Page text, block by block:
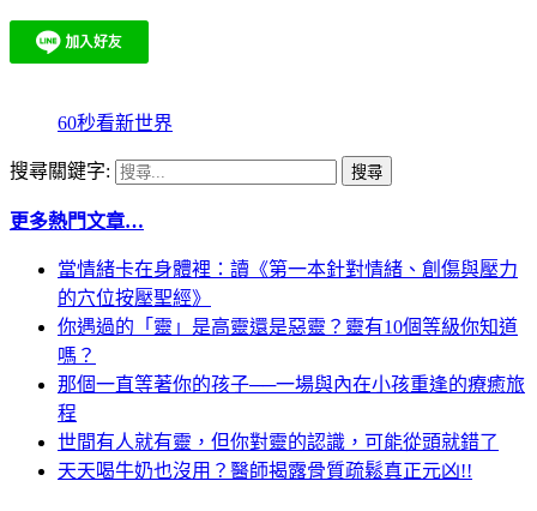
60秒看新世界
搜尋關鍵字:
更多熱門文章…
當情緒卡在身體裡：讀《第一本針對情緒、創傷與壓力
的穴位按壓聖經》
你遇過的「靈」是高靈還是惡靈？靈有10個等級你知道
嗎？
那個一直等著你的孩子──一場與內在小孩重逢的療癒旅
程
世間有人就有靈，但你對靈的認識，可能從頭就錯了
天天喝牛奶也沒用？醫師揭露骨質疏鬆真正元凶!!